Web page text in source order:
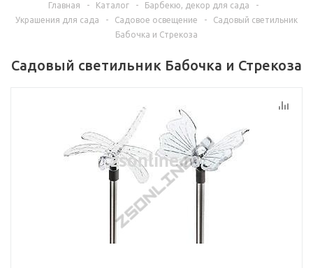
Главная - Каталог - Барбекю, декор для сада
-
Украшения для сада
- Садовое освещение -
Садовый светильник
Бабочка и Стрекоза
Садовый светильник Бабочка и Стрекоза